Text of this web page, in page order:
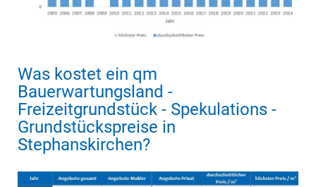
Was kostet ein qm
Bauerwartungsland -
Freizeitgrundstück - Spekulations -
Grundstückspreise in
Stephanskirchen?